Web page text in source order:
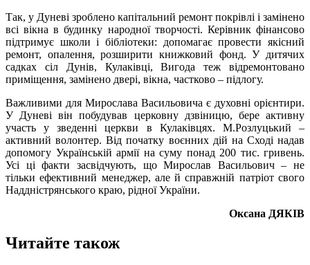
Так, у Дуневі зроблено капітальний ремонт покрівлі і замінено
всі вікна в будинку народної творчості. Керівник фінансово
підтримує школи і бібліотеки: допомагає провести якісний
ремонт, опалення, розширити книжковий фонд. У дитячих
садках сіл Дунів, Кулаківці, Вигода теж відремонтовано
приміщення, замінено двері, вікна, частково – підлогу.
Важливими для Мирослава Васильовича є духовні орієнтири.
У Дуневі він побудував церковну дзвіницю, бере активну
участь у зведенні церкви в Кулаківцях. М.Розлуцький –
активний волонтер. Від початку воєнних дій на Сході надав
допомогу Українській армії на суму понад 200 тис. гривень.
Усі ці факти засвідчують, що Мирослав Васильович – не
тільки ефективний менеджер, але й справжній патріот свого
Наддністрянського краю, рідної України.
Оксана ДЯКІВ
Читайте також